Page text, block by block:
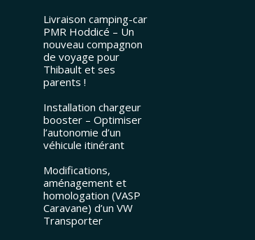
Livraison camping-car
PMR Hoddicé – Un
nouveau compagnon
de voyage pour
Thibault et ses
parents !
Installation chargeur
booster – Optimiser
l’autonomie d’un
véhicule itinérant
Modifications,
aménagement et
homologation (VASP
Caravane) d’un VW
Transporter